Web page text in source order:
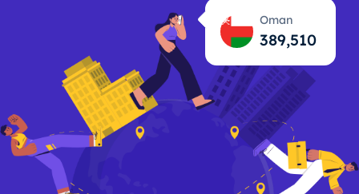
Oman
389,511